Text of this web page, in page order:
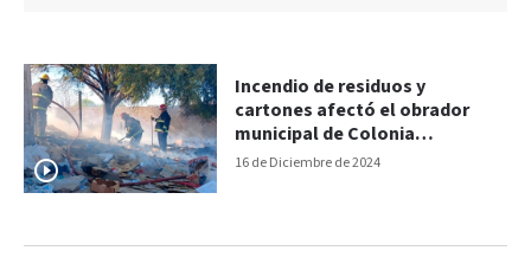
16 de Diciembre de 2024
Incendio de residuos y
cartones afectó el obrador
municipal de Colonia
Avellaneda